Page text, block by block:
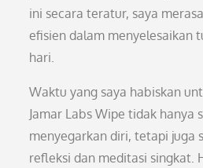
ini secara teratur, saya
efisien dalam menyelesaikan
hari.
Waktu yang saya habiskan
Jamar Labs Wipe tidak hanya
menyegarkan diri, tetapi juga
refleksi dan meditasi singkat.